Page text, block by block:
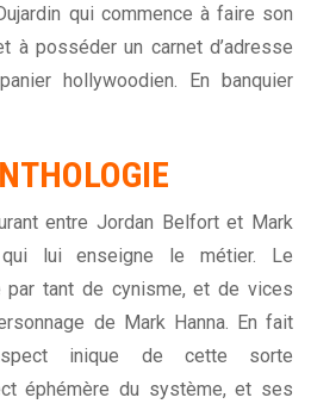
qui commence à faire son
à posséder un carnet d’adresse
hollywoodien. En banquier
entre Jordan Belfort et Mark
qui lui enseigne le métier. Le
par tant de cynisme, et de vices
de Mark Hanna. En fait
inique de cette sorte
éphémère du système, et ses